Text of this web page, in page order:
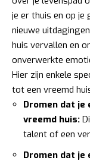
je er thuis en op je
nieuwe
huis vervallen en
onverwerkte
Hier zijn enkele
tot een vreemd
Dromen dat je
vreemd huis:
talent of een
Dromen dat je